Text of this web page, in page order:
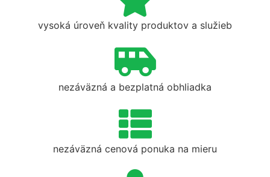
vysoká úroveň kvality produktov a služieb
nezáväzná a bezplatná obhliadka
nezáväzná cenová ponuka na mieru